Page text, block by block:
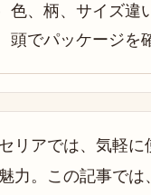
色、柄、サイズ違
頭でパッケージを
リアでは、気軽
力。この記事で